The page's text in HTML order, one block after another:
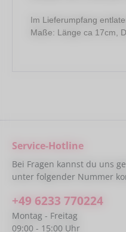
Im Lieferumpfang
Maße: Länge ca 17cm,
Service-Hotline
Bei Fragen kannst du uns
unter folgender Nummer
+49 6233 770224
Montag - Freitag
09:00 - 15:00 Uhr